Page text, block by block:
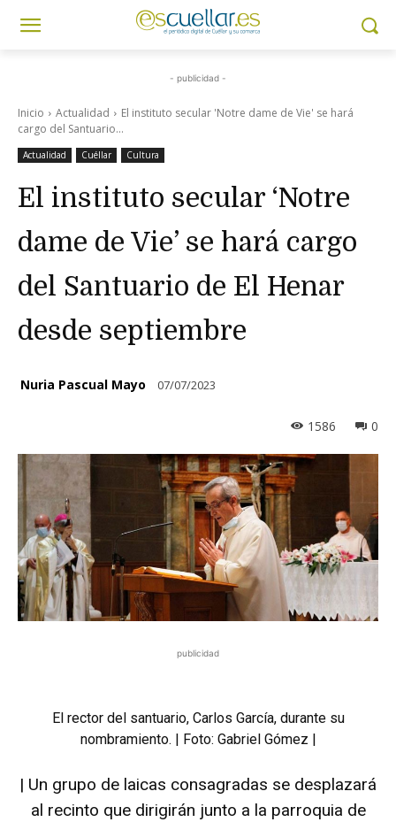
- publicidad -
Inicio Actualidad
El instituto secular 'Notre dame de Vie' se hará
cargo del Santuario...
Actualidad Cuéllar Cultura
El instituto secular ‘Notre
dame de Vie’ se hará cargo
del Santuario de El Henar
desde septiembre
Nuria Pascual Mayo 07/07/2023
0
1586
publicidad
El rector del santuario, Carlos García, durante su
nombramiento. | Foto: Gabriel Gómez |
| Un grupo de laicas consagradas se desplazará
al recinto que dirigirán junto a la parroquia de